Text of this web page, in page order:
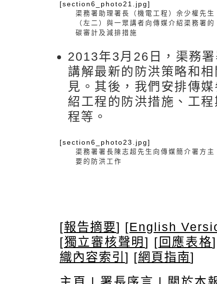
[section6_photo21.jpg]
渠務署助理署長（機電工程）佘少權先生
（左二）與一眾講者向傳媒介紹渠務署的
碳審計及減排措施
2013年3月26日，渠務
講解最新的防洪策略和
見。其後，我們安排傳
紹工程的防洪措施、工
程等。
[section6_photo23.jpg]
渠務署署長陳志超先生向傳媒簡介署方主
要的防洪工作
[報告摘要] [English
[獨立審核聲明] [ 回應表格
織內容索引 ] [網頁指南]